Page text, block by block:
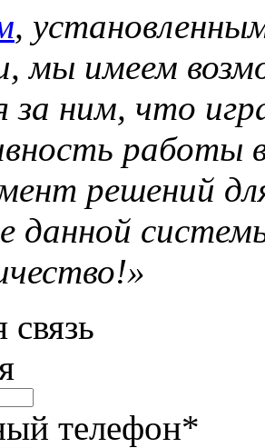
,
мы имеем
за ним, что
работы
решений
данной
связь
телефон*